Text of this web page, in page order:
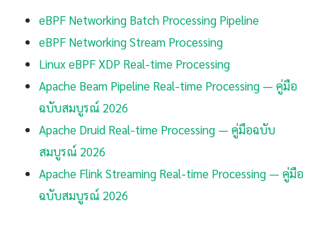
eBPF Networking Batch Processing Pipeline
eBPF Networking Stream Processing
Linux eBPF XDP Real-time Processing
Apache Beam Pipeline Real-time Processing — คู่มือ
ฉบับสมบูรณ์ 2026
Apache Druid Real-time Processing — คู่มือฉบับ
สมบูรณ์ 2026
Apache Flink Streaming Real-time Processing — คู่มือ
ฉบับสมบูรณ์ 2026